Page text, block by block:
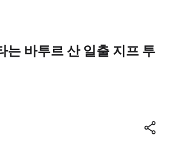
는 바투르 산 일출 지프 투